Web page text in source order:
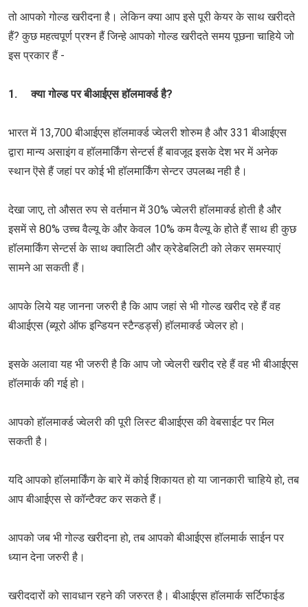
तो आपको गोल्ड खरीदना है। लेकिन क्या आप इसे पूरी केयर के साथ खरीदते
हैं? कुछ महत्वपूर्ण प्रश्न हैं जिन्हे आपको गोल्ड खरीदते समय पूछना चाहिये जो
इस प्रकार हैं -
1. क्या गोल्ड पर बीआईएस हॉलमार्क्ड है?
भारत में 13,700 बीआईएस हॉलमार्क्ड ज्वेलरी शोरुम है और 331 बीआईएस
द्वारा मान्य असाइंग व हॉलमार्किंग सेन्टर्स हैं बावजूद इसके देश भर में अनेक
स्थान ऎसे हैं जहां पर कोई भी हॉलमार्किंग सेन्टर उपलब्ध नही है।
देखा जाए, तो औसत रुप से वर्तमान में 30% ज्वेलरी हॉलमार्क्ड होती है और
इसमें से 80% उच्च वैल्यू के और केवल 10% कम वैल्यू के होते हैं साथ ही कुछ
हॉलमार्किंग सेन्टर्स के साथ क्वालिटी और क्रेडेबलिटी को लेकर समस्याएं
सामने आ सकती हैं।
आपके लिये यह जानना जरुरी है कि आप जहां से भी गोल्ड खरीद रहे हैं वह
बीआईएस (ब्यूरो ऑफ इन्डियन स्टैन्डर्ड्स) हॉलमार्क्ड ज्वेलर हो।
इसके अलावा यह भी जरुरी है कि आप जो ज्वेलरी खरीद रहे हैं वह भी बीआईएस
हॉलमार्क की गई हो।
आपको हॉलमार्क्ड ज्वेलरी की पूरी लिस्ट बीआईएस की वेबसाईट पर मिल
सकती है।
यदि आपको हॉलमार्किंग के बारे में कोई शिकायत हो या जानकारी चाहिये हो, तब
आप बीआईएस से कॉन्टैक्ट कर सकते हैं।
आपको जब भी गोल्ड खरीदना हो, तब आपको बीआईएस हॉलमार्क साईन पर
ध्यान देना जरुरी है।
खरीददारों को सावधान रहने की जरुरत है। बीआईएस हॉलमार्क सर्टिफाईड